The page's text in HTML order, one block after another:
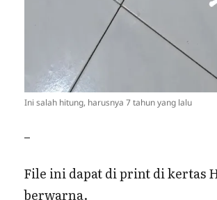
Ini salah hitung, harusnya 7 tahun yang lalu
–
File ini dapat di print di kertas
berwarna.